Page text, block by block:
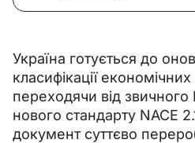
Україна готується до
класифікації економічних
переходячи від
нового стандарту NACE
документ суттєво